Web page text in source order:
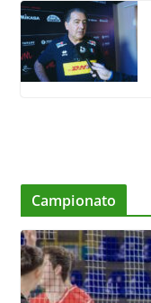
Campionato